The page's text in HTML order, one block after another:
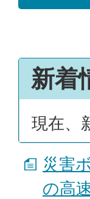
新着
現在、
災害
の高